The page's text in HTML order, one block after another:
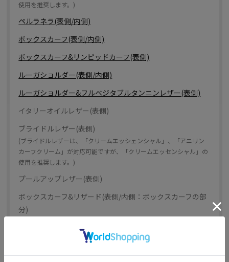
使用を推奨します。)
ペルラネラ(表側/内側)
ボックスカーフ(表側/内側)
ボックスカーフ&リンピッドカーフ(表側)
ルーガショルダー(表側/内側)
ルーガショルダー&フルベジタブルタンニンレザー(表側)
イタリーオイルレザー(表側)
ブライドルレザー(表側)
(ブライドルレザーは、「クリームエッシェンシャル」、「アニリン
カーフクリーム」が対応可能ですが、「クリームエッセンシャル」の
使用を推奨します。)
プールアップレザー(表側)
ボックスカーフ&リザード(表側/内側：ボックスカーフの部
分)
用途